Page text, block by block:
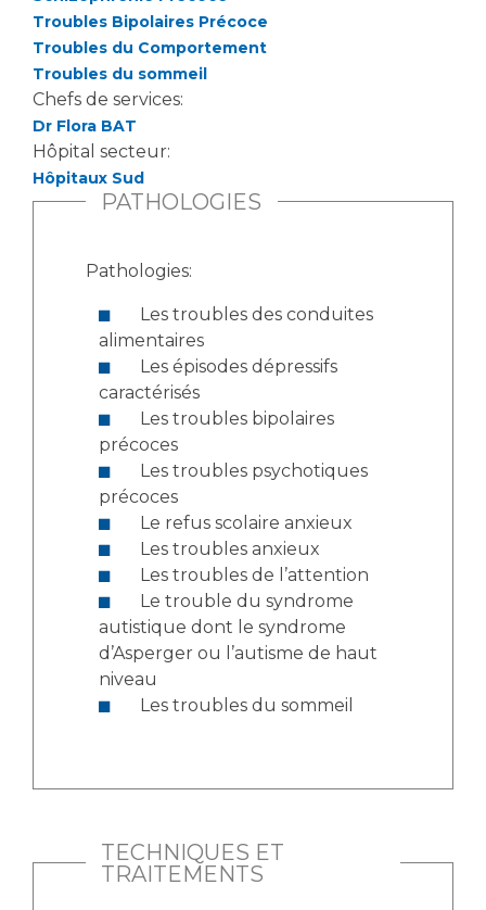
Troubles Bipolaires Précoce
Troubles du Comportement
Troubles du sommeil
Chefs de services:
Dr Flora BAT
Hôpital secteur:
Hôpitaux Sud
PATHOLOGIES
Pathologies:
alimentaires
caractérisés
précoces
précoces
Le refus scolaire anxieux
Les troubles anxieux
Les troubles de l’attention
autistique dont le syndrome
d’Asperger ou l’autisme de haut
niveau
Les troubles du sommeil
TECHNIQUES ET
TRAITEMENTS